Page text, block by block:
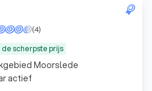
scherpste prijs
(4)
Moorslede
actief